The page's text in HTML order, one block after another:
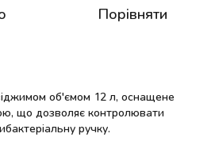
Порівняти
об'ємом 12 л, оснащене
що дозволяє контролювати
ручку.